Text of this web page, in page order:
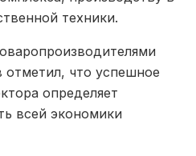
техники.
что успешное
определяет
всей экономики